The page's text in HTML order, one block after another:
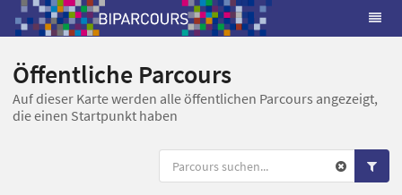
Öffentliche Parcours
Auf dieser Karte werden alle öffentlichen Parcours angezeigt,
die einen Startpunkt haben